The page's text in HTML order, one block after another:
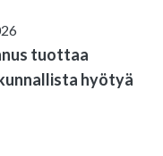
tuottaa
hyötyä